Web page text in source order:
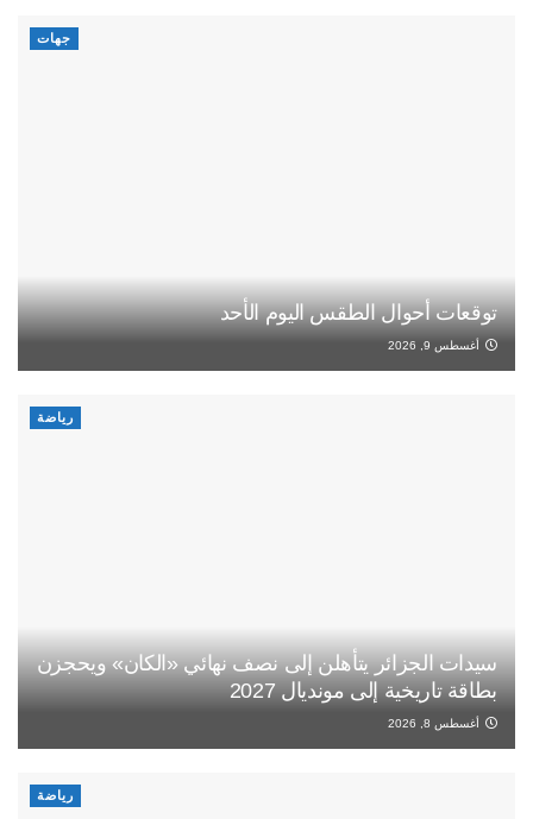
جهات
توقعات أحوال الطقس اليوم الأحد
أغسطس 9, 2026
رياضة
سيدات الجزائر يتأهلن إلى نصف نهائي «الكان» ويحجزن
بطاقة تاريخية إلى مونديال 2027
أغسطس 8, 2026
رياضة